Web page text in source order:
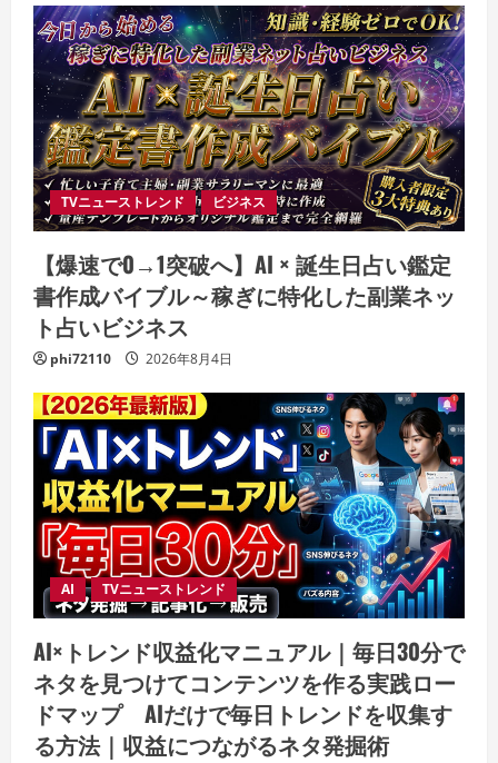
TVニューストレンド ビジネス
【爆速で0→1突破へ】AI × 誕生日占い鑑定
書作成バイブル～稼ぎに特化した副業ネッ
ト占いビジネス
phi72110 2026年8月4日
AI TVニューストレンド
AI×トレンド収益化マニュアル｜毎日30分で
ネタを見つけてコンテンツを作る実践ロー
ドマップ AIだけで毎日トレンドを収集す
る方法｜収益につながるネタ発掘術